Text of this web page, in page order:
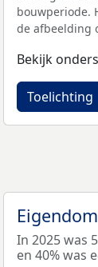
bouwperiode.
de afbeelding
Bekijk
Toelichting
In 2025 was
en 40% was